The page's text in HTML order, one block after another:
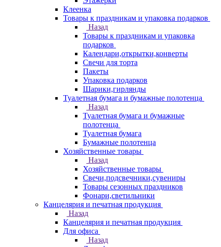
Клеенка
Товары к праздникам и упаковка подарков
Назад
Товары к праздникам и упаковка
подарков
Календари,открытки,конверты
Свечи для торта
Пакеты
Упаковка подарков
Шарики,гирлянды
Туалетная бумага и бумажные полотенца
Назад
Туалетная бумага и бумажные
полотенца
Туалетная бумага
Бумажные полотенца
Хозяйственные товары
Назад
Хозяйственные товары
Свечи,подсвечники,сувениры
Товары сезонных праздников
Фонари,светильники
Канцелярия и печатная продукция
Назад
Канцелярия и печатная продукция
Для офиса
Назад